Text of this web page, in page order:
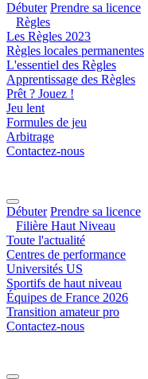
Débuter Prendre sa licence
Règles
Les Règles 2023
Règles locales permanentes
L'essentiel des Règles
Apprentissage des Règles
Prêt ? Jouez !
Jeu lent
Formules de jeu
Arbitrage
Contactez-nous
Débuter Prendre sa licence
Filière Haut Niveau
Toute l'actualité
Centres de performance
Universités US
Sportifs de haut niveau
Équipes de France 2026
Transition amateur pro
Contactez-nous